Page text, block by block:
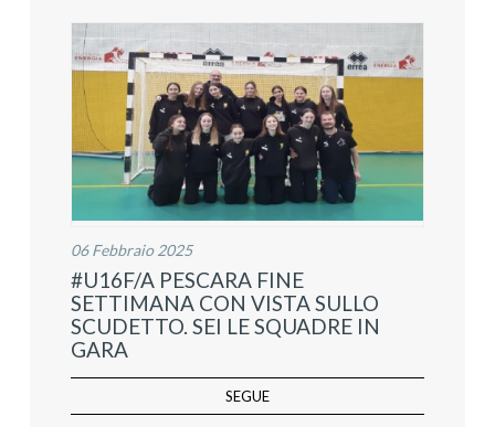
06 Febbraio 2025
#U16F/A PESCARA FINE
SETTIMANA CON VISTA SULLO
SCUDETTO. SEI LE SQUADRE IN
GARA
SEGUE